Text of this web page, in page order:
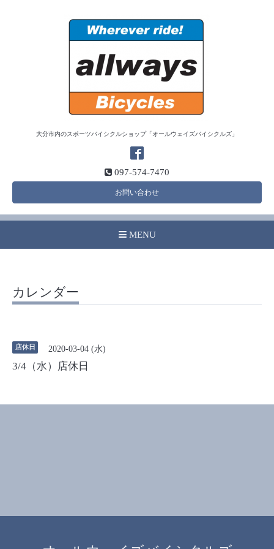
大分市内のスポーツバイシクルショップ「オールウェイズバイシクルズ」
097-574-7470
お問い合わせ
MENU
カレンダー
店休日 2020-03-04 (水)
3/4（水）店休日